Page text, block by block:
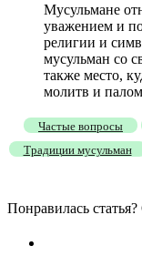
Мусульмане
уважением и
религии и
мусульман со
также место,
молитв и
Частые вопросы
Традиции мусульман
Понравилась